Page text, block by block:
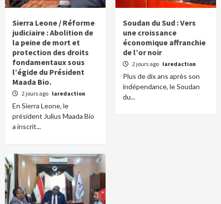
Sierra Leone / Réforme
judiciaire : Abolition de
la peine de mort et
protection des droits
fondamentaux sous
l’égide du Président
Maada Bio.
2 jours ago laredaction
En Sierra Leone, le
président Julius Maada Bio
a inscrit...
Soudan du Sud : Vers
une croissance
économique affranchie
de l’or noir
2 jours ago laredaction
Plus de dix ans après son
indépendance, le Soudan
du...